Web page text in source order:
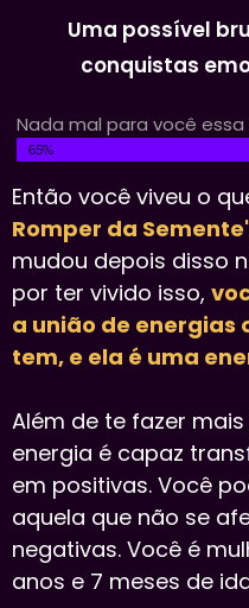
Uma possível
conquistas
Nada mal para você essa
A 1 passo do seu novo ciclo​
65%
Então você viveu o
Romper da
mudou depois disso
por ter vivido isso,
a união de energias
tem, e ela é uma
Além de te fazer
energia é capaz
em positivas. Você
aquela que não se
negativas. Você é
anos e 7 meses de